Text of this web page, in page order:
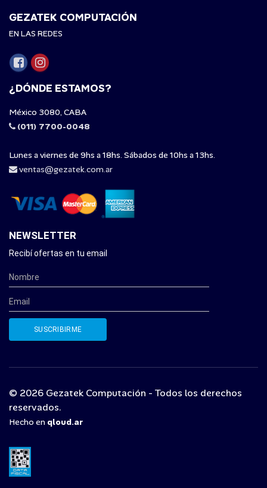
GEZATEK COMPUTACIÓN
EN LAS REDES
¿DÓNDE ESTAMOS?
México 3080, CABA
(011) 7700-0048
Lunes a viernes de 9hs a 18hs. Sábados de 10hs a 13hs.
ventas@gezatek.com.ar
NEWSLETTER
Recibí ofertas en tu email
© 2026 Gezatek Computación - Todos los derechos
reservados.
Hecho en qloud.ar